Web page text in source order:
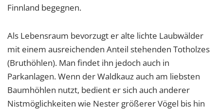
Finnland begegnen.
Als Lebensraum bevorzugt er alte lichte Laubwälder
mit einem ausreichenden Anteil stehenden Totholzes
(Bruthöhlen). Man findet ihn jedoch auch in
Parkanlagen. Wenn der Waldkauz auch am liebsten
Baumhöhlen nutzt, bedient er sich auch anderer
Nistmöglichkeiten wie Nester größerer Vögel bis hin